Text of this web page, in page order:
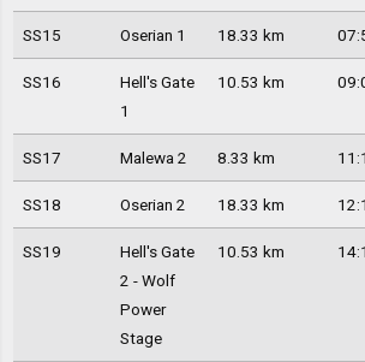
SS15 Oserian 1 18.33 km
SS16
Hell's Gate
1
10.53 km
SS17 Malewa 2 8.33 km
SS18 Oserian 2 18.33 km
SS19
Hell's Gate
2 - Wolf
Power
Stage
10.53 km